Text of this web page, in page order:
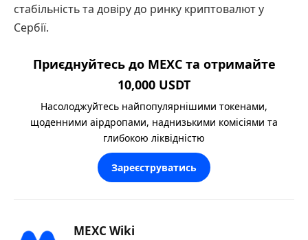
стабільність та довіру до ринку криптовалют у
Сербії.
Приєднуйтесь до MEXC та отримайте
10,000 USDT
Насолоджуйтесь найпопулярнішими токенами,
щоденними аірдропами, наднизькими комісіями та
глибокою ліквідністю
Зареєструватись
MEXC Wiki